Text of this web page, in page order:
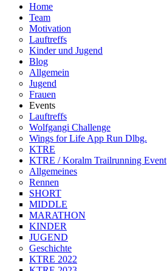
Home
Team
Motivation
Lauftreffs
Kinder und Jugend
Blog
Allgemein
Jugend
Frauen
Events
Lauftreffs
Wolfgangi Challenge
Wings for Life App Run Dlbg.
KTRE
KTRE / Koralm Trailrunning Event
Allgemeines
Rennen
SHORT
MIDDLE
MARATHON
KINDER
JUGEND
Geschichte
KTRE 2022